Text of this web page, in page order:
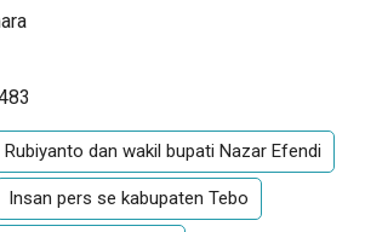
dan wakil bupati Nazar Efendi
Insan pers se kabupaten Tebo